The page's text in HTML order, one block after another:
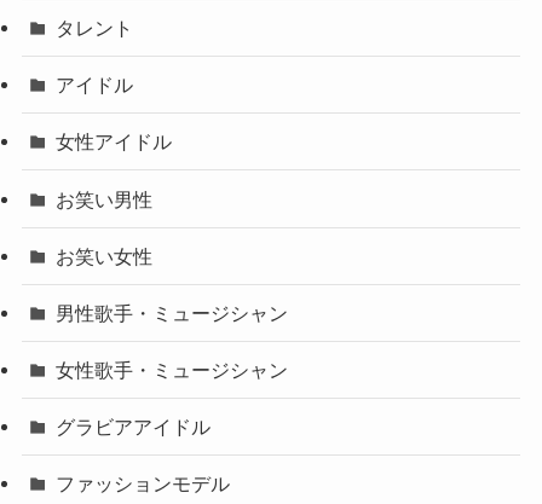
タレント
アイドル
女性アイドル
お笑い男性
お笑い女性
男性歌手・ミュージシャン
女性歌手・ミュージシャン
グラビアアイドル
ファッションモデル